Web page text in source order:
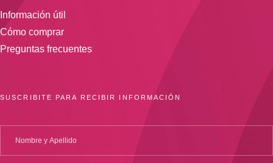
Información útil
Cómo comprar
Preguntas frecuentes
SUSCRIBITE PARA RECIBIR INFORMACIÓN